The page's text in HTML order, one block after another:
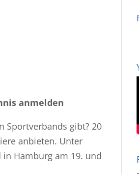
anmelden
Sportverbands gibt? 20
anbieten. Unter
Hamburg am 19. und